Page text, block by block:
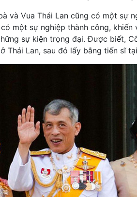
và Vua Thái Lan cũng có một sự
một sự nghiệp thành công,
sự kiện trọng đại. Được biết,
Thái Lan, sau đó lấy bằng tiến sĩ